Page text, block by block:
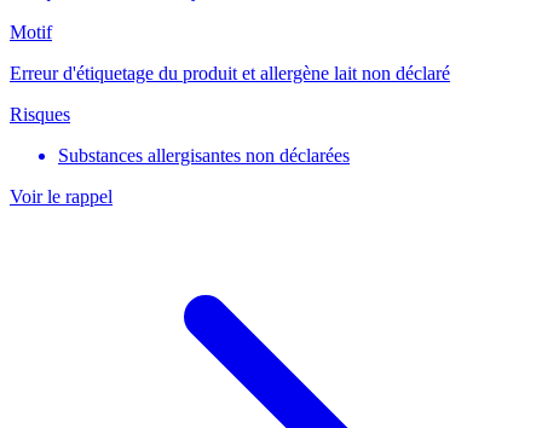
Motif
Erreur d'étiquetage du produit et allergène lait non déclaré
Risques
Substances allergisantes non déclarées
Voir le rappel